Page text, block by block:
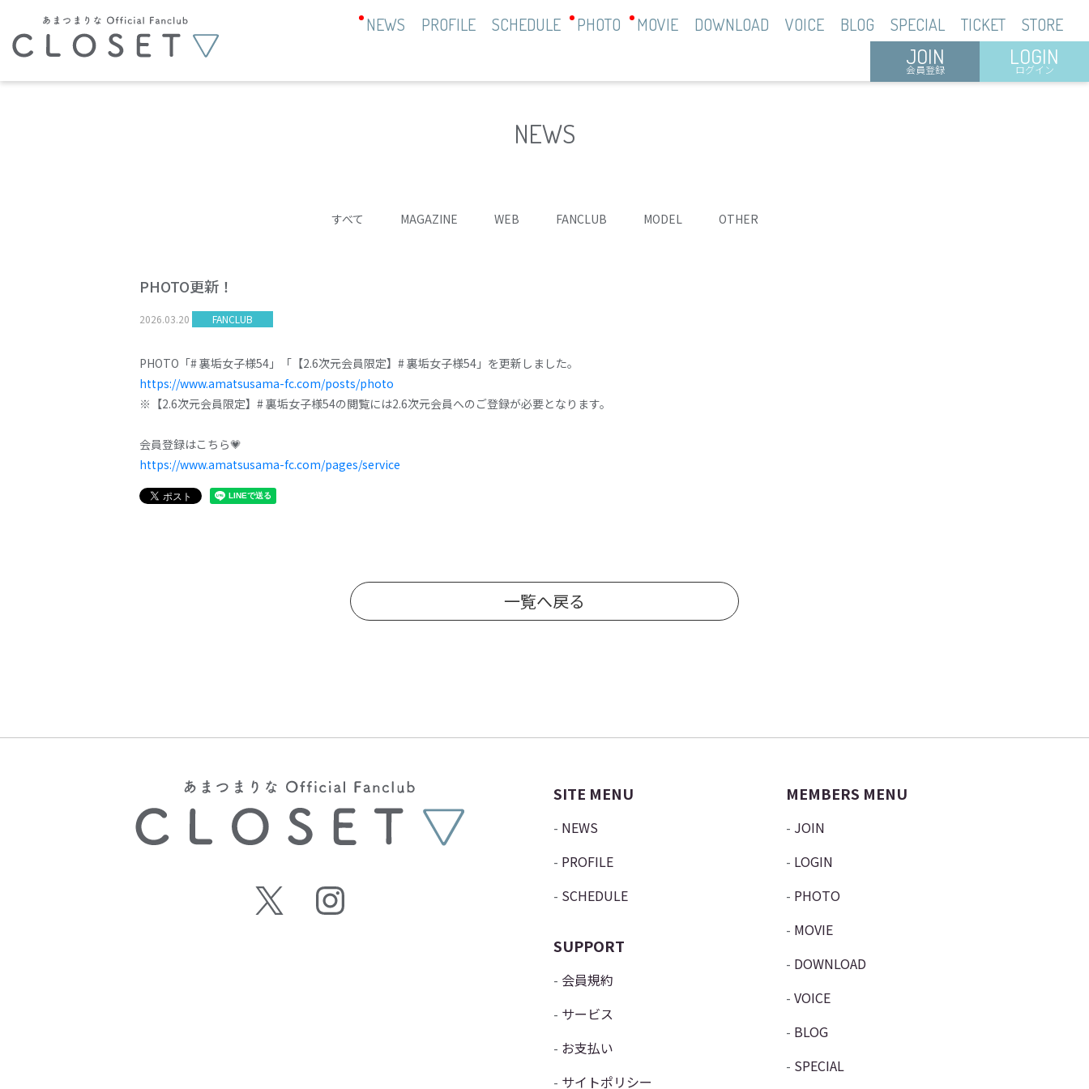
NEWS PROFILE SCHEDULE PHOTO MOVIE DOWNLOAD VOICE BLOG SPECIAL TICKET STORE
JOIN
会員登録
LOGIN
ログイン
NEWS
すべて MAGAZINE WEB FANCLUB MODEL OTHER
PHOTO更新！
2026.03.20 FANCLUB
PHOTO「# 裏垢女子様54」「【2.6次元会員限定】# 裏垢女子様54」を更新しました。
https://www.amatsusama-fc.com/posts/photo
※【2.6次元会員限定】# 裏垢女子様54の閲覧には2.6次元会員へのご登録が必要となります。
会員登録はこちら💗
https://www.amatsusama-fc.com/pages/service
一覧へ戻る
SITE MENU
NEWS
PROFILE
SCHEDULE
SUPPORT
会員規約
サービス
お支払い
サイトポリシー
MEMBERS MENU
JOIN
LOGIN
PHOTO
MOVIE
DOWNLOAD
VOICE
BLOG
SPECIAL